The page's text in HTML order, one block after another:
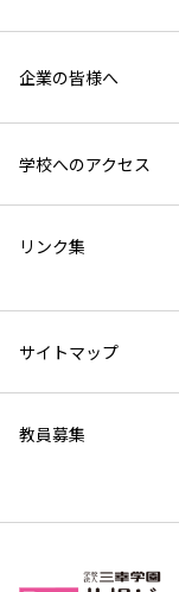
企業の皆様へ
学校へのアクセス
リンク集
サイトマップ
教員募集